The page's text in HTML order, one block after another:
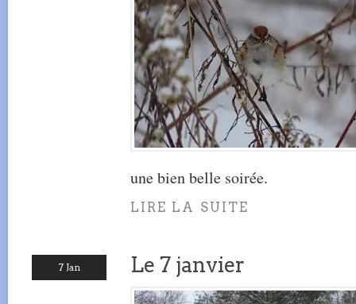
une bien belle soirée.
LIRE LA SUITE
7 Jan Le 7 janvier